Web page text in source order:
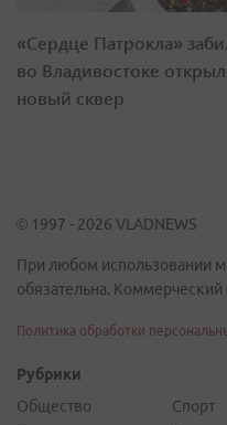
«Сердце Патрокла»
во Владивостоке
новый сквер
© 1997 - 2026 VLADNEWS
При любом использовании
обязательна.
Политика обработки
Рубрики
Общество
Спорт